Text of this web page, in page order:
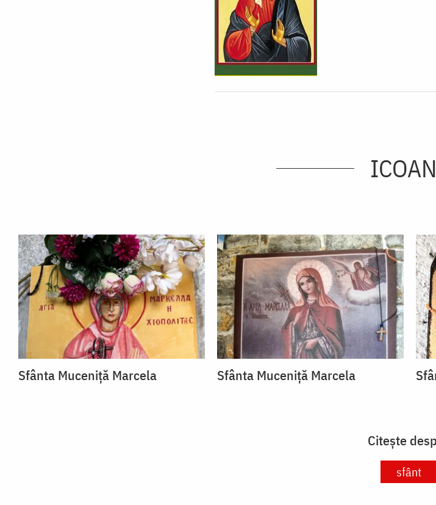
Sfânta Muceniță Marcela Sfânta Muceniță Marcela
Citește
sfânt